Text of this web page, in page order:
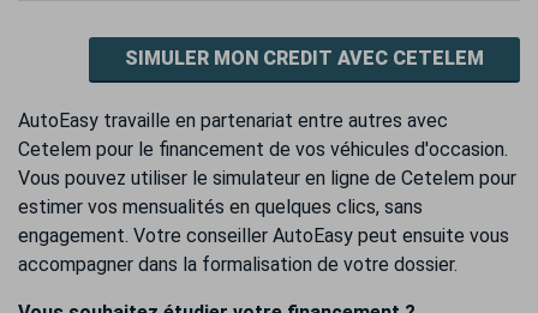
SIMULER MON CREDIT AVEC CETELEM
AutoEasy travaille en partenariat entre autres avec
Cetelem pour le financement de vos véhicules d'occasion.
Vous pouvez utiliser le simulateur en ligne de Cetelem pour
estimer vos mensualités en quelques clics, sans
engagement. Votre conseiller AutoEasy peut ensuite vous
accompagner dans la formalisation de votre dossier.